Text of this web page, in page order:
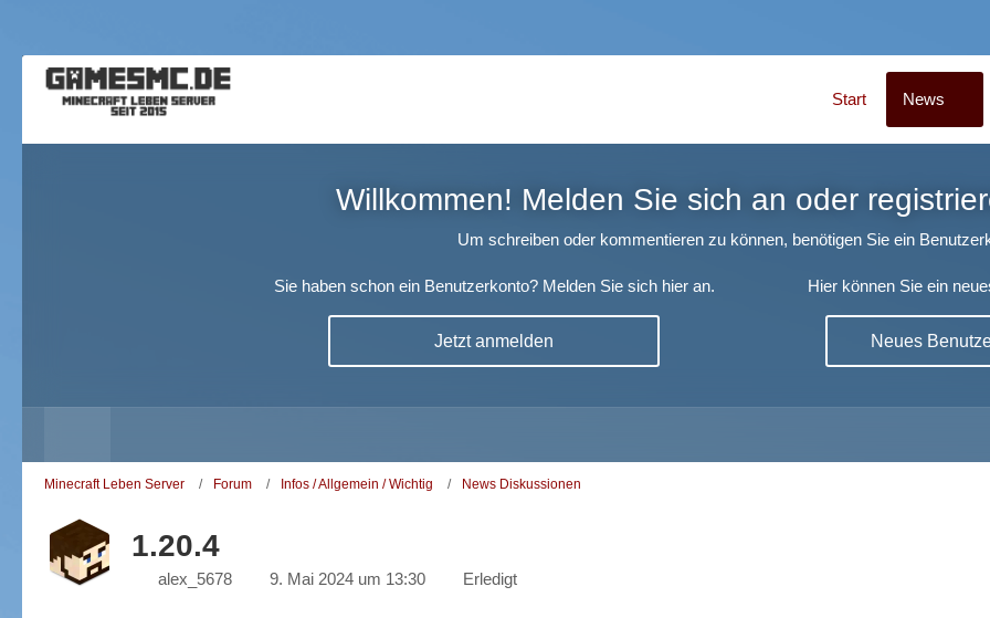
Start News
Willkommen! Melden Sie sich an oder
Um schreiben oder kommentieren zu können, benötigen Sie ein
Sie haben schon ein Benutzerkonto? Melden Sie sich hier an.
Jetzt anmelden
Hier können Sie ein
Neues
Minecraft Leben Server Forum Infos / Allgemein / Wichtig News Diskussionen
1.20.4
alex_5678 9. Mai 2024 um 13:30 Erledigt